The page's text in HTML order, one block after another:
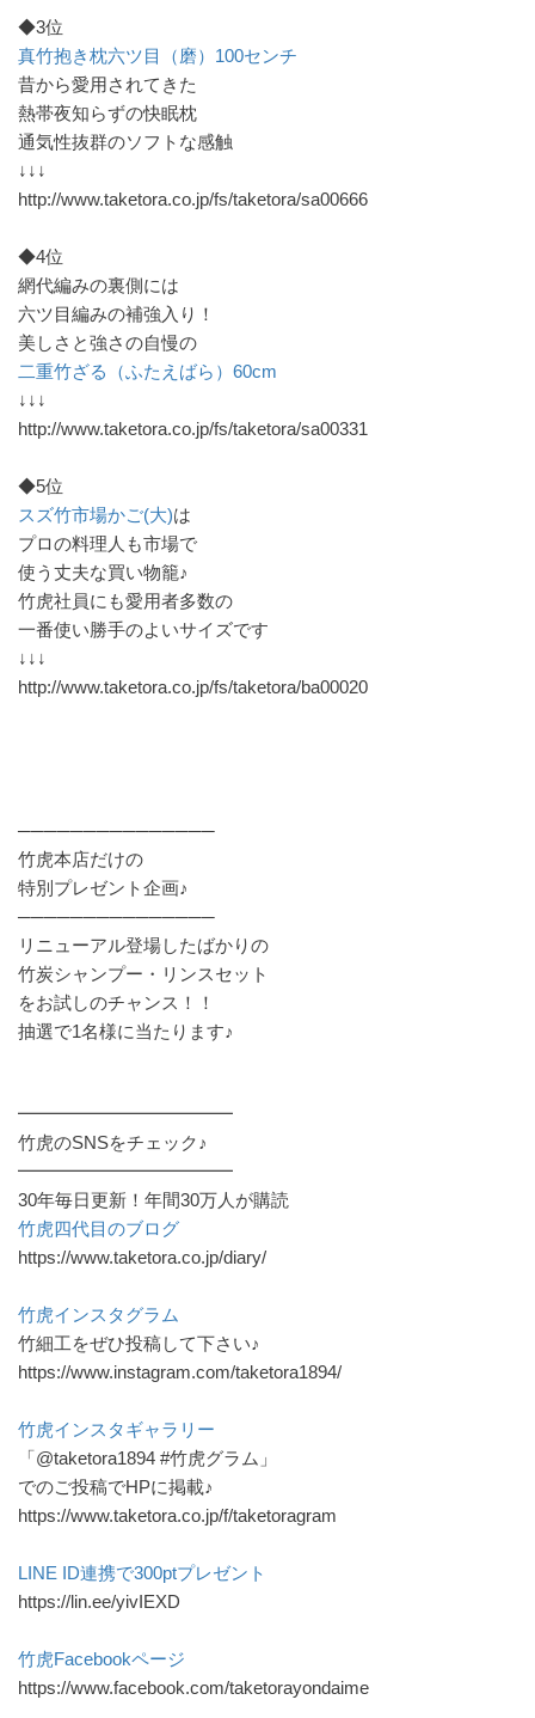
◆3位
真竹抱き枕六ツ目（磨）100センチ
昔から愛用されてきた
熱帯夜知らずの快眠枕
通気性抜群のソフトな感触
↓↓↓
http://www.taketora.co.jp/fs/taketora/sa00666
◆4位
網代編みの裏側には
六ツ目編みの補強入り！
美しさと強さの自慢の
二重竹ざる（ふたえばら）60cm
↓↓↓
http://www.taketora.co.jp/fs/taketora/sa00331
◆5位
スズ竹市場かご(大)は
プロの料理人も市場で
使う丈夫な買い物籠♪
竹虎社員にも愛用者多数の
一番使い勝手のよいサイズです
↓↓↓
http://www.taketora.co.jp/fs/taketora/ba00020
───────────────
竹虎本店だけの
特別プレゼント企画♪
───────────────
リニューアル登場したばかりの
竹炭シャンプー・リンスセット
をお試しのチャンス！！
抽選で1名様に当たります♪
━━━━━━━━━━━━
竹虎のSNSをチェック♪
━━━━━━━━━━━━
30年毎日更新！年間30万人が購読
竹虎四代目のブログ
https://www.taketora.co.jp/diary/
竹虎インスタグラム
竹細工をぜひ投稿して下さい♪
https://www.instagram.com/taketora1894/
竹虎インスタギャラリー
「@taketora1894 #竹虎グラム」
でのご投稿でHPに掲載♪
https://www.taketora.co.jp/f/taketoragram
LINE ID連携で300ptプレゼント
https://lin.ee/yivIEXD
竹虎Facebookページ
https://www.facebook.com/taketorayondaime